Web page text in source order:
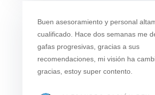
Buen asesoramiento y personal
cualificado. Hace dos semanas me
gafas progresivas, gracias a sus
recomendaciones, mi visión ha
gracias, estoy super contento.